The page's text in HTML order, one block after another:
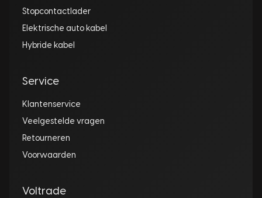
Stopcontactlader
Elektrische auto kabel
Hybride kabel
Service
Klantenservice
Veelgestelde vragen
Retourneren
Voorwaarden
Voltrade